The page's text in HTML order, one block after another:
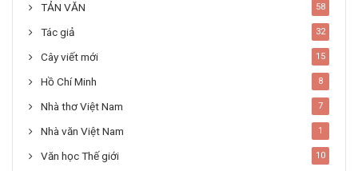
TẢN VĂN 58
Tác giả 32
Cây viết mới 15
Hồ Chí Minh 8
Nhà thơ Việt Nam 7
Nhà văn Việt Nam 1
Văn học Thế giới 10